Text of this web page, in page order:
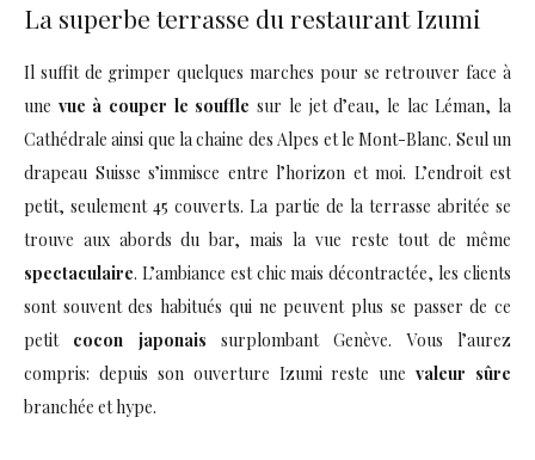
La superbe terrasse du restaurant Izumi
Il suffit de grimper quelques marches pour se retrouver face à
une vue à couper le souffle sur le jet d’eau, le lac Léman, la
Cathédrale ainsi que la chaine des Alpes et le Mont-Blanc. Seul un
drapeau Suisse s’immisce entre l’horizon et moi. L’endroit est
petit, seulement 45 couverts. La partie de la terrasse abritée se
trouve aux abords du bar, mais la vue reste tout de même
spectaculaire. L’ambiance est chic mais décontractée, les clients
sont souvent des habitués qui ne peuvent plus se passer de ce
petit cocon japonais surplombant Genève. Vous l’aurez
compris: depuis son ouverture Izumi reste unevaleur sûre
branchée et hype.